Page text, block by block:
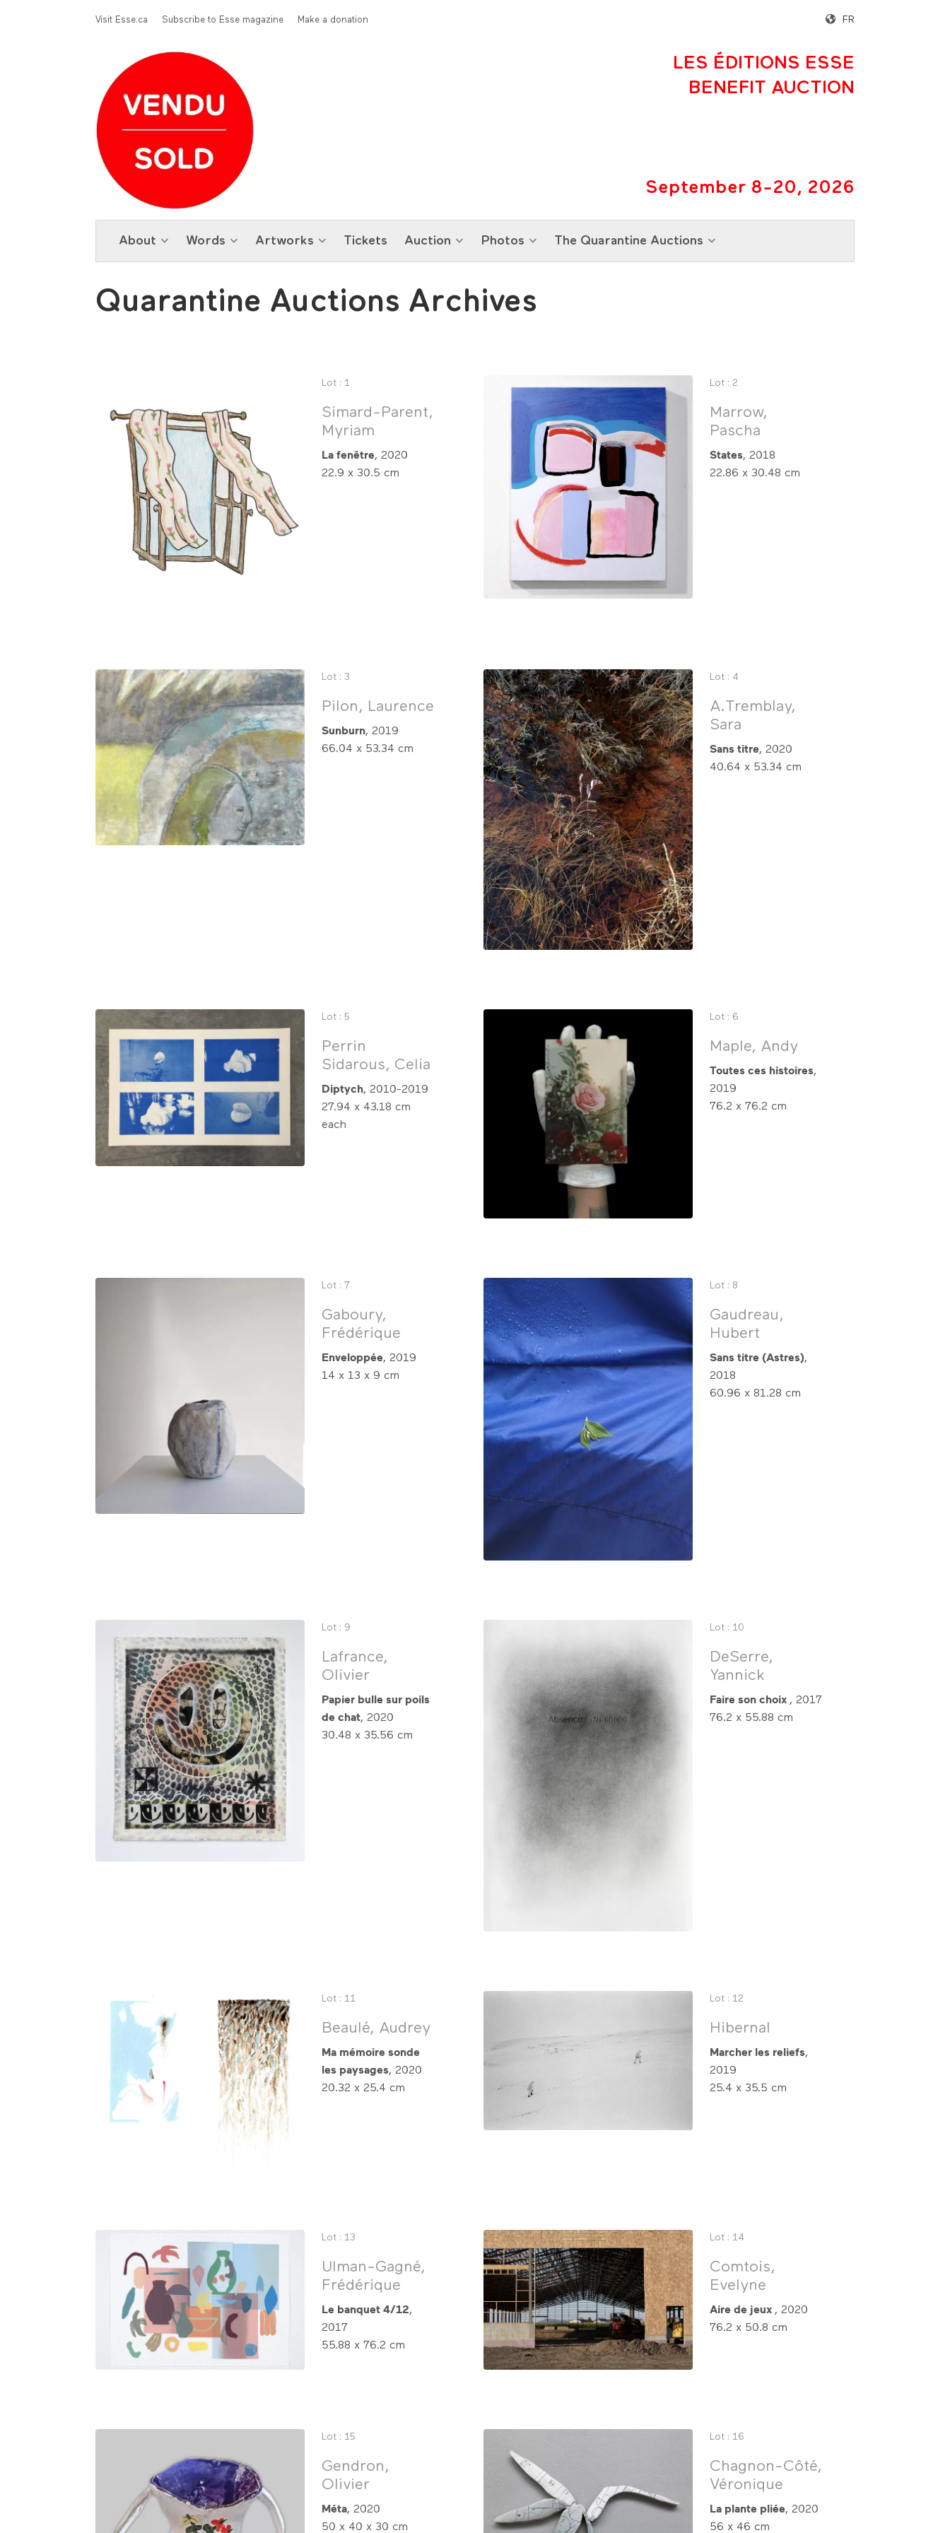
Menu Top
Visit Esse.ca Subscribe to Esse magazine Make a donation FR
LES ÉDITIONS ESSE
BENEFIT AUCTION
September 8-20, 2026
About Words Artworks Tickets Auction Photos The Quarantine Auctions
Quarantine Auctions Archives
Lot : 1
Simard-Parent,
Myriam
La fenêtre, 2020
22.9 x 30.5 cm
Lot : 2
Marrow,
Pascha
States, 2018
22.86 x 30.48 cm
Lot : 3
Pilon, Laurence
Sunburn, 2019
66.04 x 53.34 cm
Lot : 4
A.Tremblay,
Sara
Sans titre, 2020
40.64 x 53.34 cm
Lot : 5
Perrin
Sidarous, Celia
Diptych, 2010-2019
27.94 x 43.18 cm
each
Lot : 6
Maple, Andy
Toutes ces histoires,
2019
76.2 x 76.2 cm
Lot : 7
Gaboury,
Frédérique
Enveloppée, 2019
14 x 13 x 9 cm
Lot : 8
Gaudreau,
Hubert
Sans titre (Astres),
2018
60.96 x 81.28 cm
Lot : 9
Lafrance,
Olivier
Papier bulle sur poils
de chat, 2020
30.48 x 35.56 cm
Lot : 10
DeSerre,
Yannick
Faire son choix, 2017
76.2 x 55.88 cm
Lot : 11
Beaulé, Audrey
Ma mémoire sonde
les paysages, 2020
20.32 x 25.4 cm
Lot : 12
Hibernal
Marcher les reliefs,
2019
25.4 x 35.5 cm
Lot : 13
Ulman-Gagné,
Frédérique
Le banquet 4/12,
2017
55.88 x 76.2 cm
Lot : 14
Comtois,
Evelyne
Aire de jeux , 2020
76.2 x 50.8 cm
Lot : 15
Gendron,
Olivier
Méta, 2020
50 x 40 x 30 cm
Lot : 16
Chagnon-Côté,
Véronique
La plante pliée, 2020
56 x 46 cm